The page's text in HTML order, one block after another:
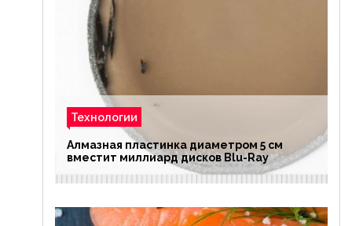
Технологии
Алмазная пластинка диаметром 5 см
вместит миллиард дисков Blu-Ray